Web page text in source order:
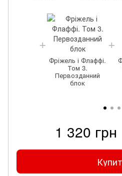
Фріжель і Флаффі.
Том 3.
Первозданний
блок
1 320 грн